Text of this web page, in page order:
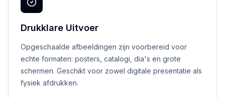
Drukklare Uitvoer
Opgeschaalde afbeeldingen zijn voorbereid voor
echte formaten: posters, catalogi, dia's en grote
schermen. Geschikt voor zowel digitale presentatie als
fysiek afdrukken.